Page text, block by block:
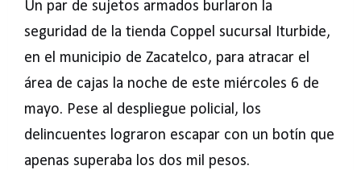
Un par de sujetos armados burlaron la
seguridad de la tienda Coppel sucursal Iturbide,
en el municipio de Zacatelco, para atracar el
área de cajas la noche de este miércoles 6 de
mayo. Pese al despliegue policial, los
delincuentes lograron escapar con un botín que
apenas superaba los dos mil pesos.